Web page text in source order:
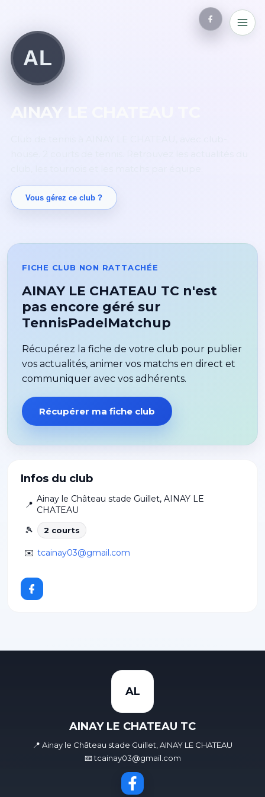
AL
AINAY LE CHATEAU TC
Vous gérez ce club ?
Infos du club
📍
Ainay le Château stade Guillet,AINAY LE
CHATEAU
🎾
2 courts
✉️ tcainay03@gmail.com
FICHE CLUB NON RATTACHÉE
AINAY LE CHATEAU TC n'est
pas encore géré sur
TennisPadelMatchup
Récupérez la fiche de votre club pour publier
vos actualités, animer vos matchs en direct et
communiquer avec vos adhérents.
Récupérer ma fiche club
AL
AINAY LE CHATEAU TC
📍 Ainay le Château stade Guillet, AINAY LE CHATEAU
📧 tcainay03@gmail.com